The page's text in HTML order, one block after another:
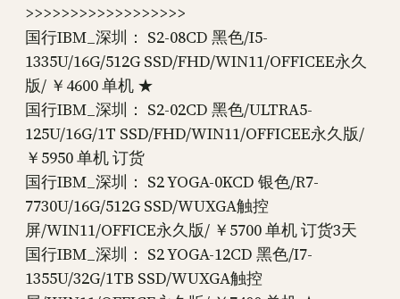
>>>>>>>>>>>>>>>>>>
国行IBM_深圳： S2-08CD 黑色/I5-
1335U/16G/512G SSD/FHD/WIN11/OFFICEE永久
版/ ￥4600 单机 ★
国行IBM_深圳： S2-02CD 黑色/ULTRA5-
125U/16G/1T SSD/FHD/WIN11/OFFICEE永久版/
￥5950 单机 订货
国行IBM_深圳： S2 YOGA-0KCD 银色/R7-
7730U/16G/512G SSD/WUXGA触控
屏/WIN11/OFFICE永久版/ ￥5700 单机 订货3天
国行IBM_深圳： S2 YOGA-12CD 黑色/I7-
1355U/32G/1TB SSD/WUXGA触控